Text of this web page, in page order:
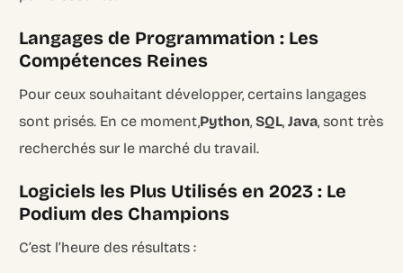
Langages de Programmation : Les
Compétences Reines
Pour ceux souhaitant développer, certains langages
sont prisés. En ce moment,Python,SQL,Java, sont très
recherchés sur le marché du travail.
Logiciels les Plus Utilisés en 2023 : Le
Podium des Champions
C’est l’heure des résultats :